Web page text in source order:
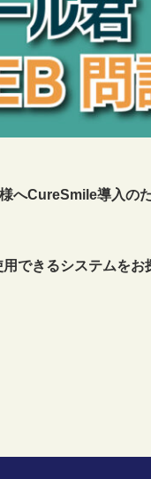
様へCureSmile導入の
できるシステムを